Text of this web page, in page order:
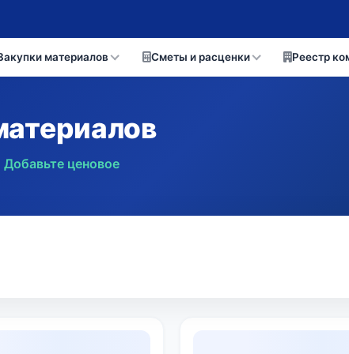
материалов Сметы и расценки Реестр
Добавьте ценовое